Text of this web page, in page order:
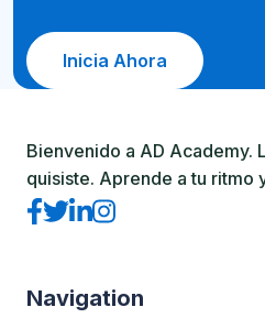
Inicia Ahora
Bienvenido a AD Academy.
quisiste. Aprende a tu ritmo
Navigation